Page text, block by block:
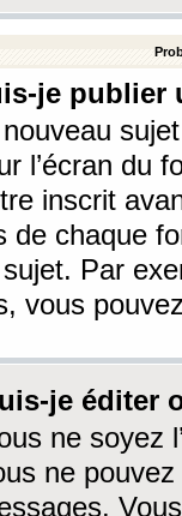
je
l’écran du
inscrit
de chaque
Par
vous
je éditer
ne soyez
ne